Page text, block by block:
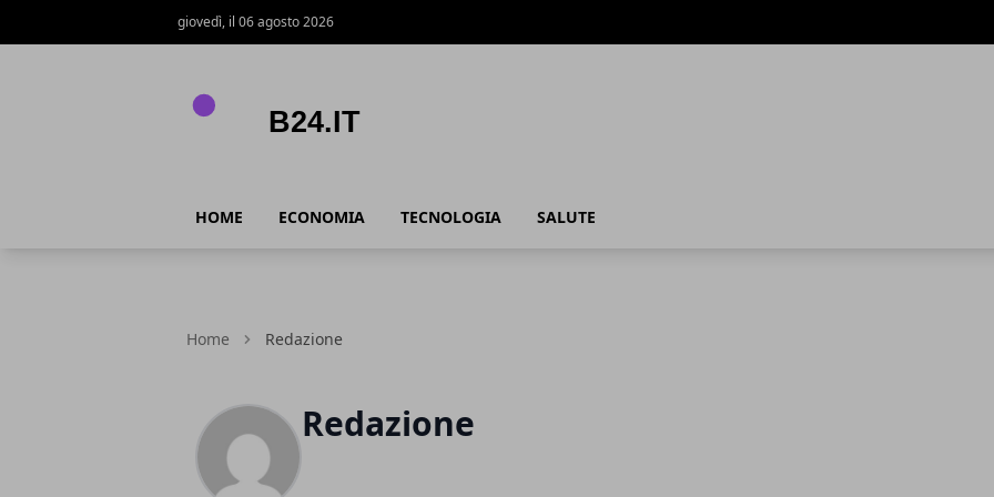
giovedì, il 06 agosto 2026
HOME ECONOMIA TECNOLOGIA SALUTE
Home Redazione
Redazione